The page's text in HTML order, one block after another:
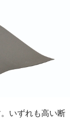
いずれも高い断